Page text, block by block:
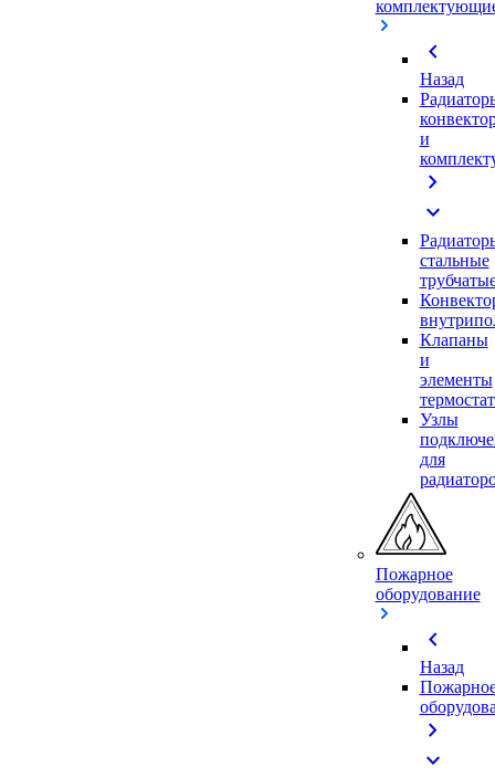
chevron_left
Назад
и
chevron_right
expand_more
стальные
Клапаны
и
элементы
Узлы
для
Пожарное
оборудование
chevron_left
Назад
chevron_right
expand_more